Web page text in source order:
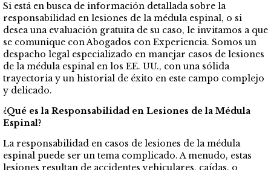
Si está en busca de información detallada sobre la
responsabilidad en lesiones de la médula espinal, o si
desea una evaluación gratuita de su caso, le invitamos a que
se comunique con Abogados con Experiencia. Somos un
despacho legal especializado en manejar casos de lesiones
de la médula espinal en los EE. UU., con una sólida
trayectoria y un historial de éxito en este campo complejo
y delicado.
¿Qué es la Responsabilidad en Lesiones de la Médula
Espinal?
La responsabilidad en casos de lesiones de la médula
espinal puede ser un tema complicado. A menudo, estas
lesiones resultan de accidentes vehiculares, caídas, o